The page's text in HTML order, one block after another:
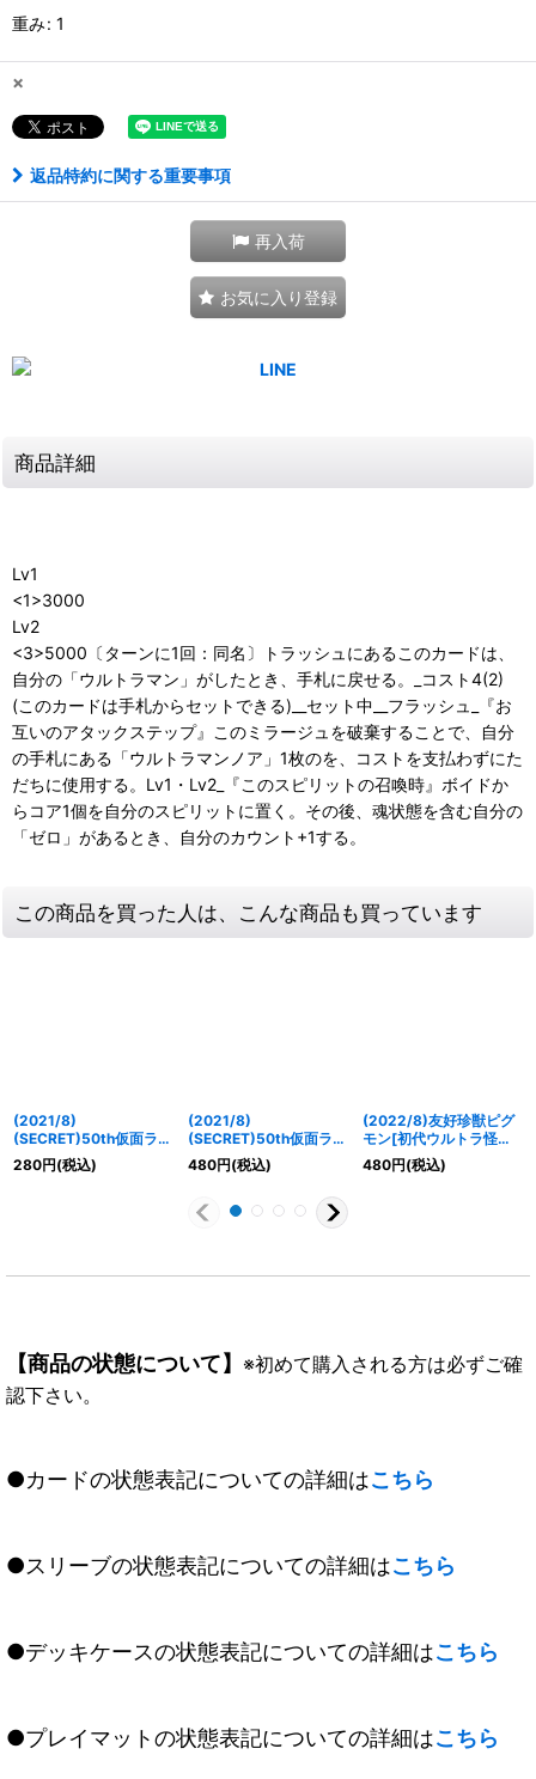
重み: 1
×
返品特約に関する重要事項
再入荷
お気に入り登録
商品詳細
Lv1
<1>3000
Lv2
<3>5000〔ターンに1回：同名〕トラッシュにあるこのカードは、
自分の「ウルトラマン」がしたとき、手札に戻せる。_コスト4(2)
(このカードは手札からセットできる)__セット中__フラッシュ_『お
互いのアタックステップ』このミラージュを破棄することで、自分
の手札にある「ウルトラマンノア」1枚のを、コストを支払わずにた
だちに使用する。Lv1・Lv2_『このスピリットの召喚時』ボイドか
らコア1個を自分のスピリットに置く。その後、魂状態を含む自分の
「ゼロ」があるとき、自分のカウント+1する。
この商品を買った人は、こんな商品も買っています
(2021/8)
(SECRET)50th仮面ライ
ダーシン【R-
K50thSP】{CB19-015}
280円(税込)
(2021/8)
(SECRET)50th仮面ライ
ダーZO【R-K50thSP】
{CB19-016}《緑》
480円(税込)
(2022/8)友好珍獣ピグ
モン[初代ウルトラ怪獣]
＆コイン怪獣カネゴン
【XX】{CB22-XX01}
480円(税込)
【商品の状態について】 ※初めて購入される方は必ずご確
認下さい。
●カードの状態表記についての詳細はこちら
●スリーブの状態表記についての詳細はこちら
●デッキケースの状態表記についての詳細はこちら
●プレイマットの状態表記についての詳細はこちら